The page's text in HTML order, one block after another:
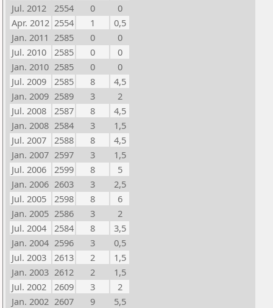
Jul. 2012
2554 0
0
Apr. 2012 2554 1
0,5
Jan. 2011 2585 0
0
Jul. 2010
2585 0
0
Jan. 2010 2585 0
0
Jul. 2009
2585 8
4,5
Jan. 2009 2589 3
2
Jul. 2008
2587 8
4,5
Jan. 2008 2584 3
1,5
Jul. 2007
2588 8
4,5
Jan. 2007 2597 3
1,5
Jul. 2006
2599 8
5
Jan. 2006 2603 3
2,5
Jul. 2005
2598 8
6
Jan. 2005 2586 3
2
Jul. 2004
2584 8
3,5
Jan. 2004 2596 3
0,5
Jul. 2003
2613 2
1,5
Jan. 2003 2612 2
1,5
Jul. 2002
2609 3
2
Jan. 2002 2607 9
5,5